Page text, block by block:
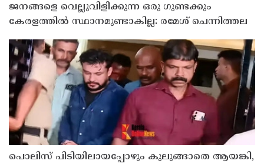
ജനങ്ങളെ വെല്ലുവിളിക്കുന്ന ഒരു ഗുണ്ടക്കും
കേരളത്തില്‍ സ്ഥാനമുണ്ടാകില്ല: രമേശ് ചെന്നിത്തല
പൊലിസ് പിടിയിലായപ്പോഴും കുലുങ്ങാതെ ആയങ്കി,